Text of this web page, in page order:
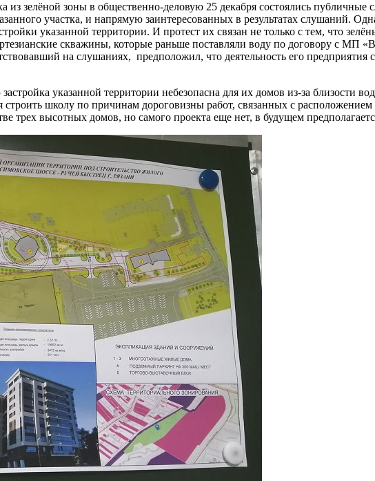
из зелёной зоны в общественно-деловую 25 декабря состоялись
участка, и напрямую заинтересованных в результатах слушаний.
указанной территории. И протест их связан не только с тем, что
скважины, которые раньше поставляли воду по договору с МП
на слушаниях, предположил, что деятельность его
указанной территории небезопасна для их домов из-за
строить школу по причинам дороговизны работ, связанных с
трех высотных домов, но самого проекта еще нет, в будущем